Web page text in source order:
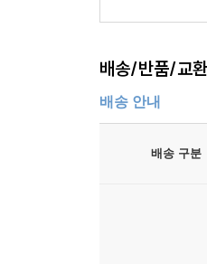
배송/반품/교
배송 안내
배송 구분